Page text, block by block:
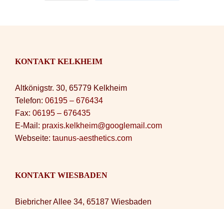
KONTAKT KELKHEIM
Altkönigstr. 30, 65779 Kelkheim
Telefon: 06195 – 676434
Fax: 06195 – 676435
E-Mail: praxis.kelkheim@googlemail.com
Webseite: taunus-aesthetics.com
KONTAKT WIESBADEN
Biebricher Allee 34, 65187 Wiesbaden